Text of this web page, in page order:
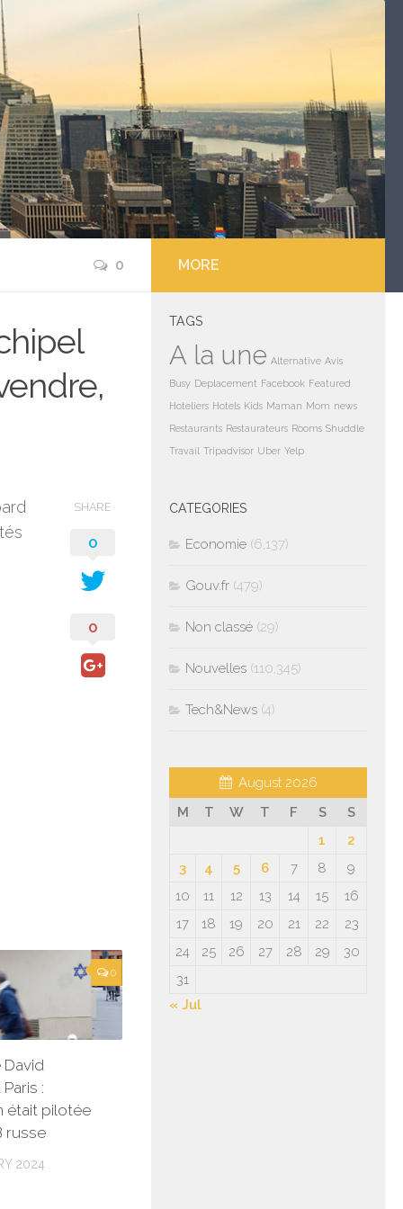
0
SHARE
0
0
0
David
:
était pilotée
russe
2024
MORE
TAGS
A la une Alternative Avis
Busy Deplacement Facebook Featured
Hoteliers Hotels Kids Maman Mom news
Restaurants Restaurateurs Rooms Shuddle
Travail Tripadvisor Uber Yelp
CATEGORIES
Economie (6,137)
Gouv.fr (479)
Non classé (29)
Nouvelles (110,345)
Tech&News (4)
August 2026
M
T W T F S
S
1
2
3
4 5 6 7 8
9
10
11 12 13 14 15
16
17
18 19 20 21 22
23
24
25 26 27 28 29
30
31
« Jul